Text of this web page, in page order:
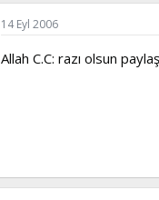
14 Eyl 2006
Allah C.C: razı olsun